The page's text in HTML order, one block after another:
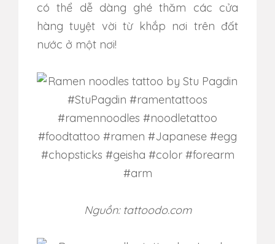
có thể dễ dàng ghé thăm các cửa
hàng tuyệt vời từ khắp nơi trên đất
nước ở một nơi!
Nguồn: tattoodo.com